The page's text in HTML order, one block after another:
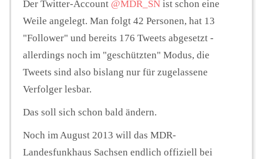
Der Twitter-Account @MDR_SN ist schon eine
Weile angelegt. Man folgt 42 Personen, hat 13
"Follower" und bereits 176 Tweets abgesetzt -
allerdings noch im "geschützten" Modus, die
Tweets sind also bislang nur für zugelassene
Verfolger lesbar.
Das soll sich schon bald ändern.
Noch im August 2013 will das MDR-
Landesfunkhaus Sachsen endlich offiziell bei